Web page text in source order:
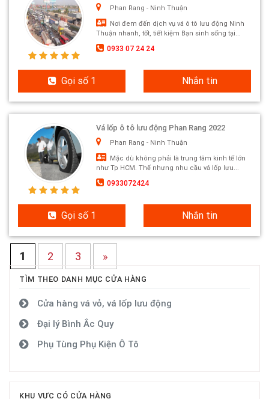
Phan Rang - Ninh Thuận
Nơi đem đến dịch vụ vá ô tô lưu động Ninh
Thuận nhanh, tốt, tiết kiệm Bạn sinh sống tại...
0933 07 24 24
Gọi số 1 Nhắn tin
Vá lốp ô tô lưu động Phan Rang 2022
Phan Rang - Ninh Thuận
Mặc dù không phải là trung tâm kinh tế lớn
như Tp HCM. Thế nhưng nhu cầu vá lốp lưu...
0933072424
Gọi số 1 Nhắn tin
1 2 3 »
TÌM THEO DANH MỤC CỬA HÀNG
Cửa hàng vá vỏ, vá lốp lưu động
Đại lý Bình Ắc Quy
Phụ Tùng Phụ Kiện Ô Tô
KHU VỰC CÓ CỬA HÀNG